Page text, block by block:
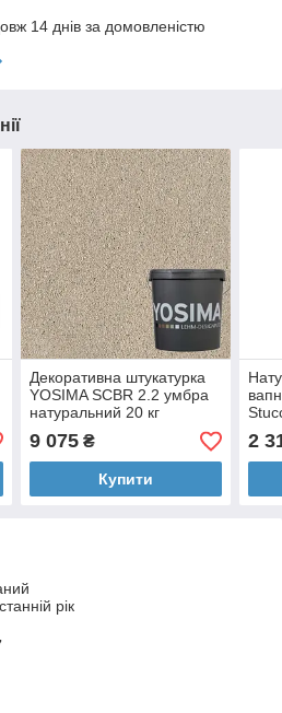
14 днів за домовленістю
Декоративна штукатурка
YOSIMA SCBR 2.2 умбра
натуральний 20 кг
9 075₴
Купити
2
рік